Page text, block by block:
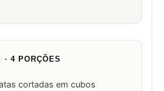
· 4 PORÇÕES
cortadas em cubos